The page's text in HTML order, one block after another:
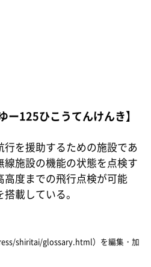
ー125ひこうてんけんき】
を援助するための施設であ
線施設の機能の状態を点検す
高度までの飛行点検が可能
載している。
shiritai/glossary.html）を編集・加